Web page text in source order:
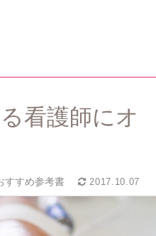
看護師にオ
すすめ参考書 2017.10.07